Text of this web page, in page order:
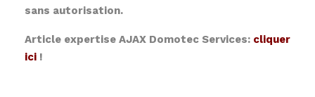
sans autorisation.
Article expertise AJAX Domotec Services: cliquer
ici !